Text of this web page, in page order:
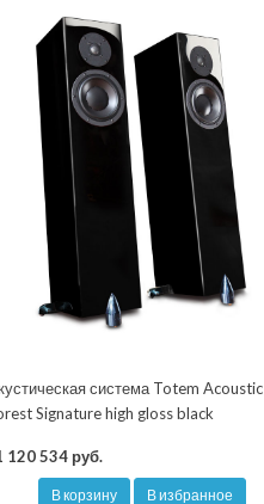
система Totem Acoustic
Signature high gloss black
120 534 руб.
В корзину В избранное